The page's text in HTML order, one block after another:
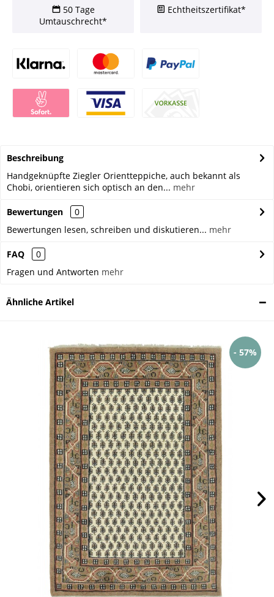
50 Tage
Umtauschrecht*
Echtheitszertifikat*
Beschreibung
Handgeknüpfte Ziegler Orientteppiche, auch bekannt als
Chobi, orientieren sich optisch an den... mehr
Bewertungen
0
Bewertungen lesen, schreiben und diskutieren... mehr
FAQ
0
Fragen und Antworten mehr
Ähnliche Artikel
- 57%